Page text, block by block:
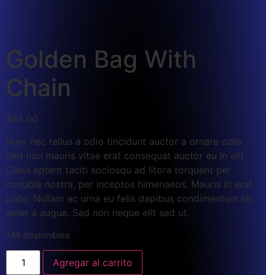
Golden Bag With
Chain
$45.00
Nam nec tellus a odio tincidunt auctor a ornare odio.
Sed non mauris vitae erat consequat auctor eu in elit.
Class aptent taciti sociosqu ad litora torquent per
conubia nostra, per inceptos himenaeos. Mauris in erat
justo. Nullam ac urna eu felis dapibus condimentum sit
amet a augue. Sed non neque elit sed ut.
148 disponibles
Agregar al carrito